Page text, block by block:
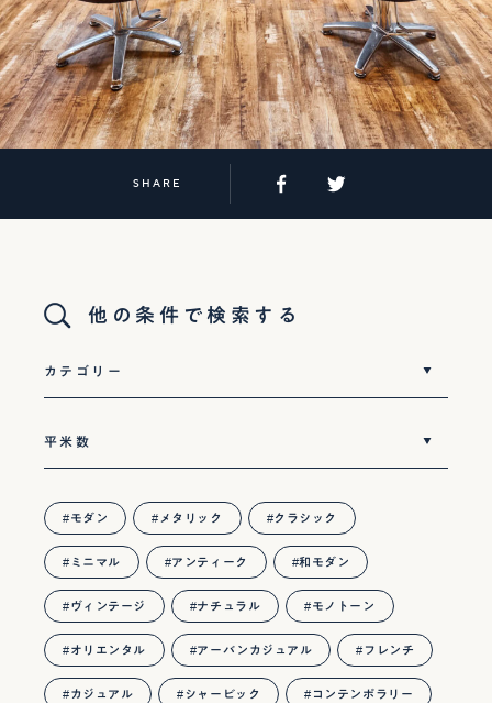
SHARE
他の条件で検索する
モダン メタリック クラシック
ミニマル アンティーク 和モダン
ヴィンテージ ナチュラル モノトーン
オリエンタル アーバンカジュアル フレンチ
カジュアル シャービック コンテンポラリー